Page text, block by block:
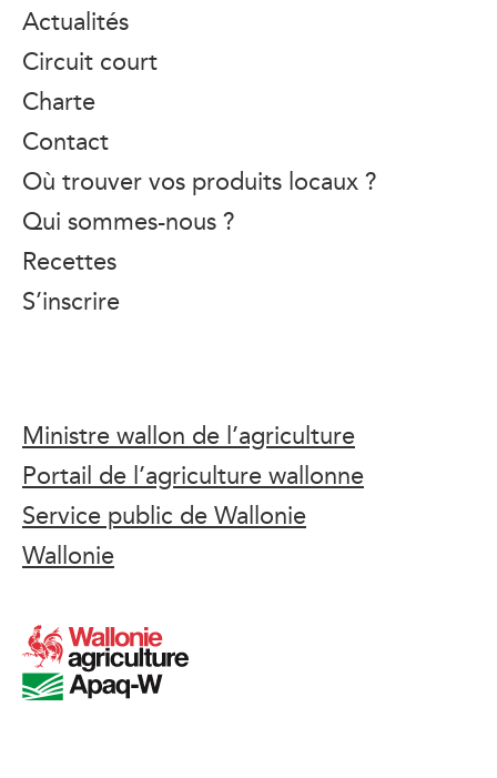
Actualités
Circuit court
Charte
Contact
Où trouver vos produits locaux ?
Qui sommes-nous ?
Recettes
S’inscrire
Ministre wallon de l’agriculture
Portail de l’agriculture wallonne
Service public de Wallonie
Wallonie